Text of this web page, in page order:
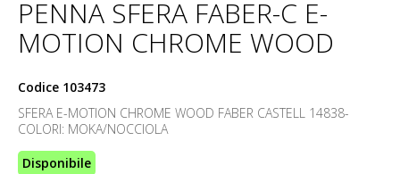
PENNA SFERA FABER-C E-
MOTION CHROME WOOD
Codice 103473
SFERA E-MOTION CHROME WOOD FABER CASTELL 14838-
COLORI: MOKA/NOCCIOLA
Disponibile